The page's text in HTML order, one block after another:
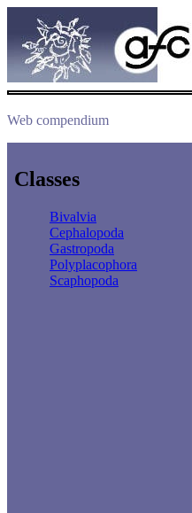
Web compendium
Classes
Bivalvia
Cephalopoda
Gastropoda
Polyplacophora
Scaphopoda